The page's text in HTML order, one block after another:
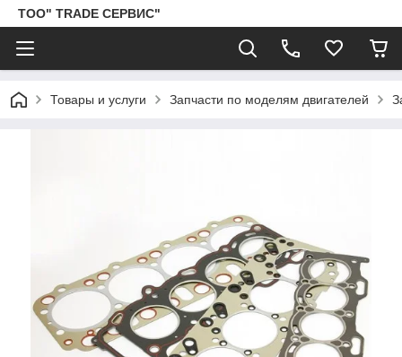
ТОО" TRADE СЕРВИС"
Товары и услуги Запчасти по моделям двигателей